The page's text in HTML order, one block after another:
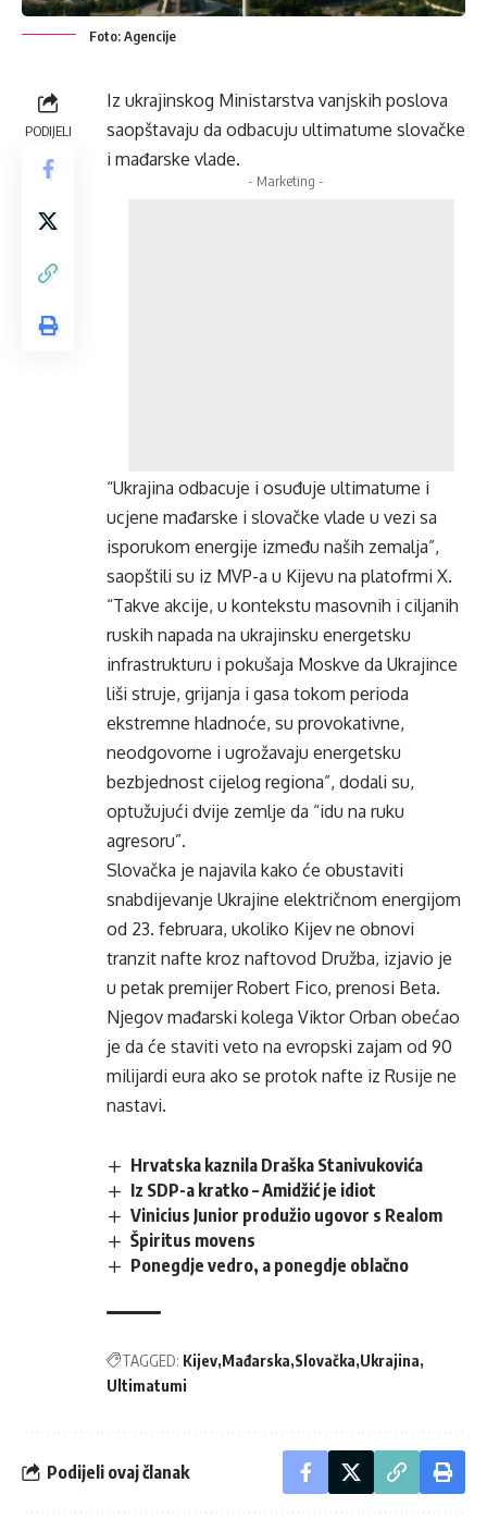
Foto: Agencije
PODIJELI
Iz ukrajinskog Ministarstva vanjskih poslova
saopštavaju da odbacuju ultimatume slovačke
i mađarske vlade.
- Marketing -
“Ukrajina odbacuje i osuđuje ultimatume i
ucjene mađarske i slovačke vlade u vezi sa
isporukom energije između naših zemalja”,
saopštili su iz MVP-a u Kijevu na platofrmi X.
“Takve akcije, u kontekstu masovnih i ciljanih
ruskih napada na ukrajinsku energetsku
infrastrukturu i pokušaja Moskve da Ukrajince
liši struje, grijanja i gasa tokom perioda
ekstremne hladnoće, su provokativne,
neodgovorne i ugrožavaju energetsku
bezbjednost cijelog regiona”, dodali su,
optužujući dvije zemlje da “idu na ruku
agresoru”.
Slovačka je najavila kako će obustaviti
snabdijevanje Ukrajine električnom energijom
od 23. februara, ukoliko Kijev ne obnovi
tranzit nafte kroz naftovod Družba, izjavio je
u petak premijer Robert Fico, prenosi Beta.
Njegov mađarski kolega Viktor Orban obećao
je da će staviti veto na evropski zajam od 90
milijardi eura ako se protok nafte iz Rusije ne
nastavi.
Hrvatska kaznila Draška Stanivukovića
Iz SDP-a kratko – Amidžić je idiot
Vinicius Junior produžio ugovor s Realom
Špiritus movens
Ponegdje vedro, a ponegdje oblačno
TAGGED: Kijev Mađarska Slovačka Ukrajina
Ultimatumi
Podijeli ovaj članak